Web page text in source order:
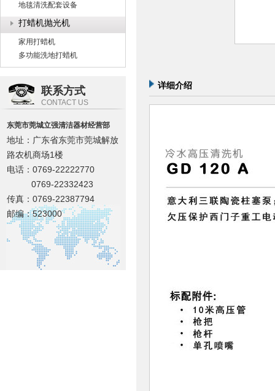
地毯清洗配套设备
打蜡机抛光机
家用打蜡机
多功能洗地打蜡机
联系方式
CONTACT US
东莞市莞城立强清洁器材经营部
地址：广东省东莞市莞城解放
路农机商场1楼
电话：0769-22222770
0769-22332423
传真：0769-22387794
邮编：523000
详细介绍